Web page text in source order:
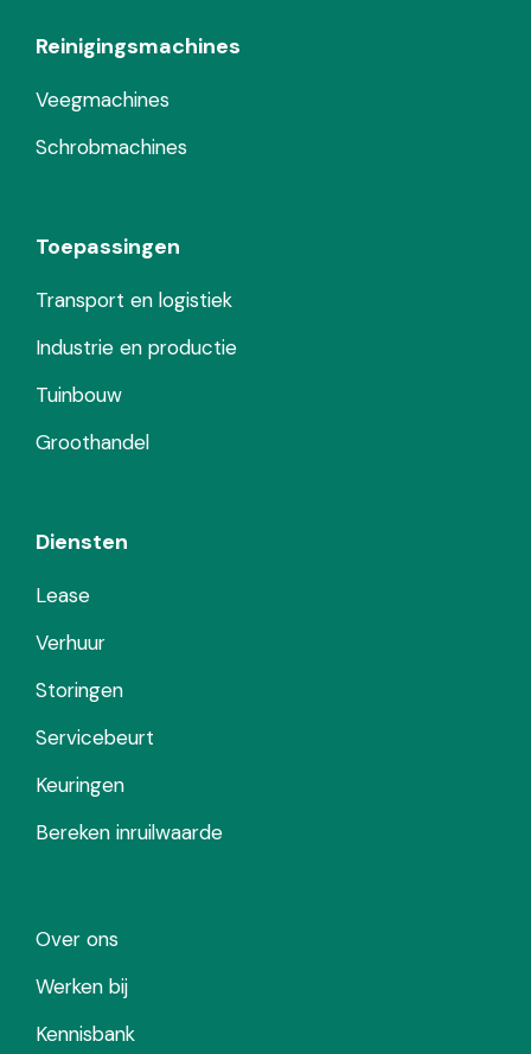
Reinigingsmachines
Veegmachines
Schrobmachines
Toepassingen
Transport en logistiek
Industrie en productie
Tuinbouw
Groothandel
Diensten
Lease
Verhuur
Storingen
Servicebeurt
Keuringen
Bereken inruilwaarde
Over ons
Werken bij
Kennisbank